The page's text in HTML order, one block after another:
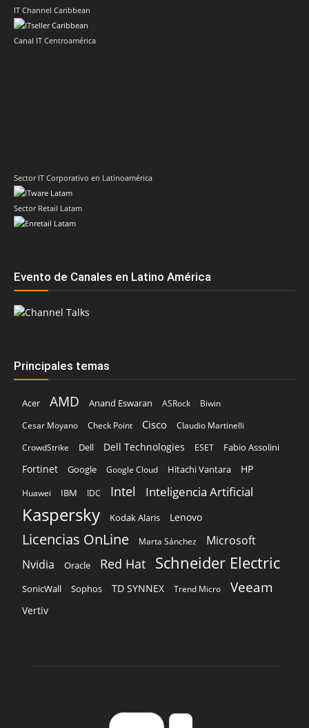
IT Channel Caribbean
Canal IT Centroamérica
Sector IT Corporativo en Latinoamérica
Sector Retail Latam
Evento de Canales en Latino América
Principales temas
Acer AMD Anand Eswaran ASRock
Biwin
Cesar Moyano
Check Point Cisco
Claudio Martinelli
CrowdStrike
Dell Dell Technologies ESET Fabio Assolini
Fortinet Google Google Cloud Hitachi Vantara HP
Huawei IBM IDC Intel Inteligencia Artificial
Kaspersky Kodak Alaris Lenovo
Licencias OnLine Marta Sánchez
Microsoft
Nvidia
Oracle Red Hat Schneider Electric
SonicWall Sophos TD SYNNEX Trend Micro Veeam
Vertiv